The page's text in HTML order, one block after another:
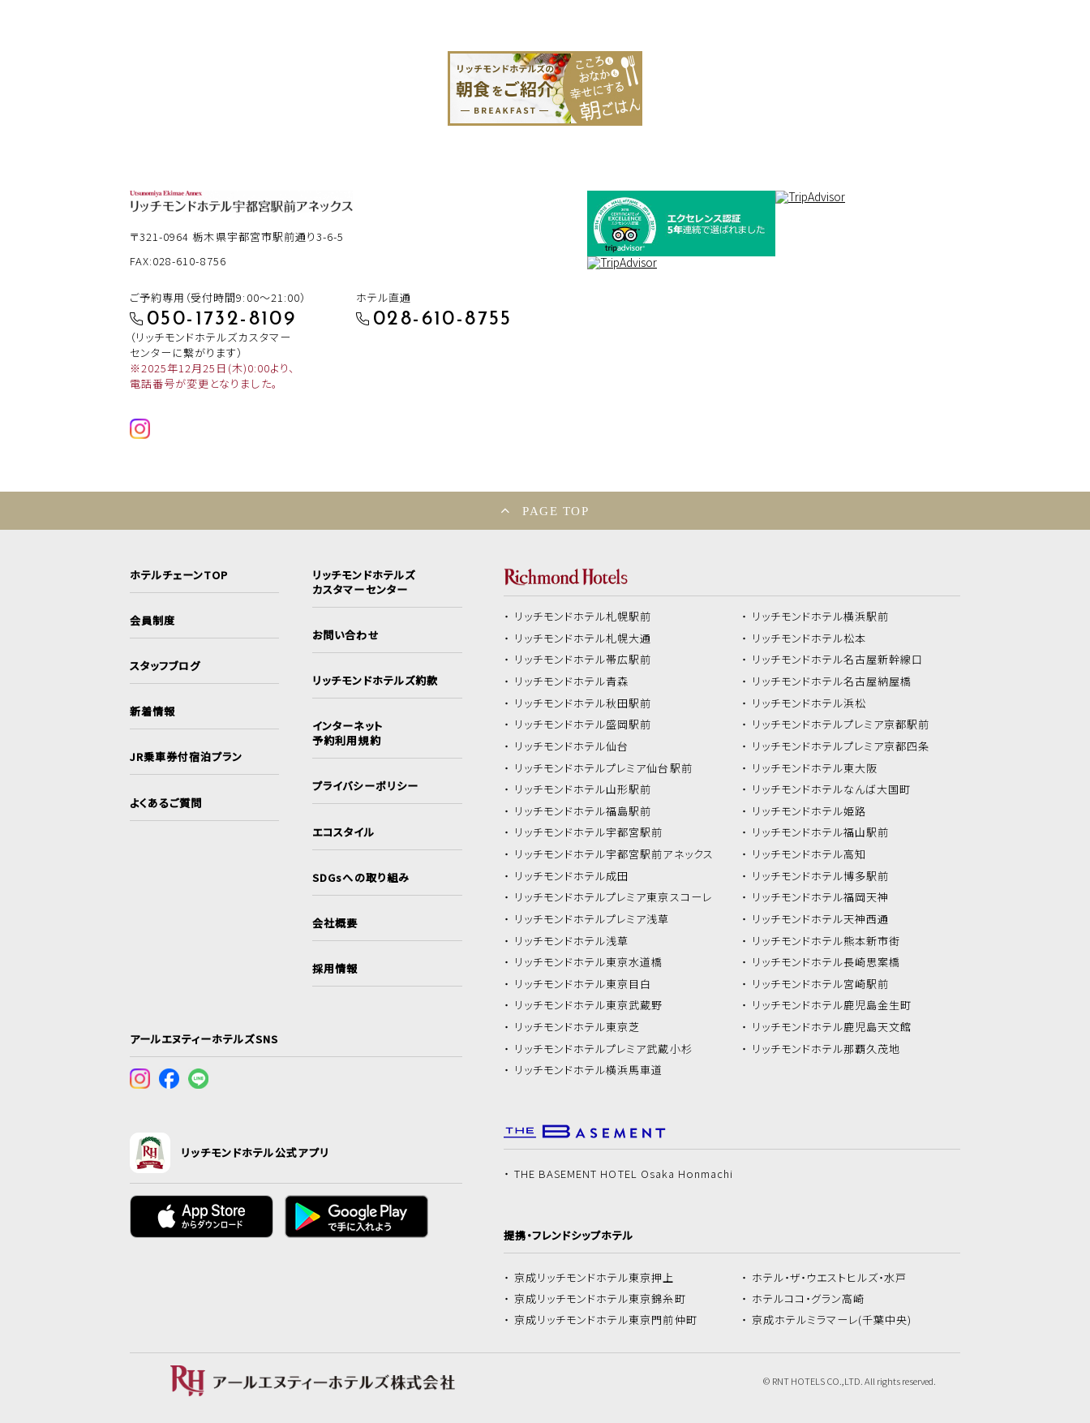
〒321-0964栃木県宇都宮市駅前通り3-6-5
FAX:028-610-8756
ご予約専用（受付時間9:00～21:00）
050-1732-8109
（リッチモンドホテルズカスタマー
センターに繋がります）
※2025年12月25日(木)0:00より、
電話番号が変更となりました。
ホテル直通
028-610-8755
PAGE TOP
ホテルチェーンTOP
会員制度
スタッフブログ
新着情報
JR乗車券付宿泊プラン
よくあるご質問
リッチモンドホテルズ
カスタマーセンター
お問い合わせ
リッチモンドホテルズ約款
インターネット
予約利用規約
プライバシーポリシー
エコスタイル
SDGsへの取り組み
会社概要
採用情報
アールエヌティーホテルズSNS
リッチモンドホテル公式アプリ
リッチモンドホテル札幌駅前
リッチモンドホテル札幌大通
リッチモンドホテル帯広駅前
リッチモンドホテル青森
リッチモンドホテル秋田駅前
リッチモンドホテル盛岡駅前
リッチモンドホテル仙台
リッチモンドホテルプレミア仙台駅前
リッチモンドホテル山形駅前
リッチモンドホテル福島駅前
リッチモンドホテル宇都宮駅前
リッチモンドホテル宇都宮駅前アネックス
リッチモンドホテル成田
リッチモンドホテルプレミア東京スコーレ
リッチモンドホテルプレミア浅草
リッチモンドホテル浅草
リッチモンドホテル東京水道橋
リッチモンドホテル東京目白
リッチモンドホテル東京武蔵野
リッチモンドホテル東京芝
リッチモンドホテルプレミア武蔵小杉
リッチモンドホテル横浜馬車道
リッチモンドホテル横浜駅前
リッチモンドホテル松本
リッチモンドホテル名古屋新幹線口
リッチモンドホテル名古屋納屋橋
リッチモンドホテル浜松
リッチモンドホテルプレミア京都駅前
リッチモンドホテルプレミア京都四条
リッチモンドホテル東大阪
リッチモンドホテルなんば大国町
リッチモンドホテル姫路
リッチモンドホテル福山駅前
リッチモンドホテル高知
リッチモンドホテル博多駅前
リッチモンドホテル福岡天神
リッチモンドホテル天神西通
リッチモンドホテル熊本新市街
リッチモンドホテル長崎思案橋
リッチモンドホテル宮崎駅前
リッチモンドホテル鹿児島金生町
リッチモンドホテル鹿児島天文館
リッチモンドホテル那覇久茂地
THE BASEMENT HOTEL Osaka Honmachi
提携・フレンドシップホテル
京成リッチモンドホテル東京押上 ホテル・ザ・ ウエストヒルズ・水戸
京成リッチモンドホテル東京錦糸町 ホテルココ・グラン高崎
京成リッチモンドホテル東京門前仲町 京成ホテルミラマーレ(千葉中央)
© RNT HOTELS CO.,LTD. All rights reserved.